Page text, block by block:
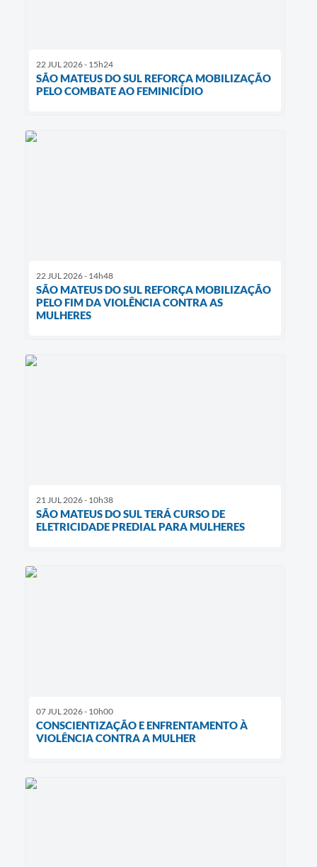
22 JUL 2026 - 15h24
SÃO MATEUS DO SUL REFORÇA MOBILIZAÇÃO
PELO COMBATE AO FEMINICÍDIO
22 JUL 2026 - 14h48
SÃO MATEUS DO SUL REFORÇA MOBILIZAÇÃO
PELO FIM DA VIOLÊNCIA CONTRA AS
MULHERES
21 JUL 2026 - 10h38
SÃO MATEUS DO SUL TERÁ CURSO DE
ELETRICIDADE PREDIAL PARA MULHERES
07 JUL 2026 - 10h00
CONSCIENTIZAÇÃO E ENFRENTAMENTO À
VIOLÊNCIA CONTRA A MULHER